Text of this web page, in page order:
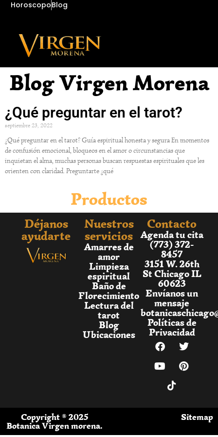
HoroscopoBlog
Blog Virgen Morena
¿Qué preguntar en el tarot?
septiembre 23, 2022
¿Qué preguntar en el tarot? Guía espiritual honesta y segura En momentos
de confusión emocional, bloqueos en el amor o circunstancias que
inquietan el alma, muchas personas buscan respuestas espirituales que les
orienten con claridad. Preguntarte ¿qué
Productos
Déjanos
ayudarte
Nuestros
servicios
Amarres de
amor
Limpieza
espiritual
Baño de
Florecimiento
Lectura del
tarot
Blog
Ubicaciones
Contacto
Agenda tu cita
(773) 372-
8457
3151 W. 26th
St Chicago IL
60623
Envíanos un
mensaje
Políticas de
Privacidad
Copyright ® 2025
Botanica Virgen morena.
Sitemap